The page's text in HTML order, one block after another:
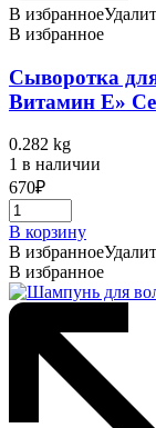
В избранное
В избранное
Сыворотка
Витамин Е»
0.282 kg
1 в наличии
670₽
В корзину
В избранное
В избранное